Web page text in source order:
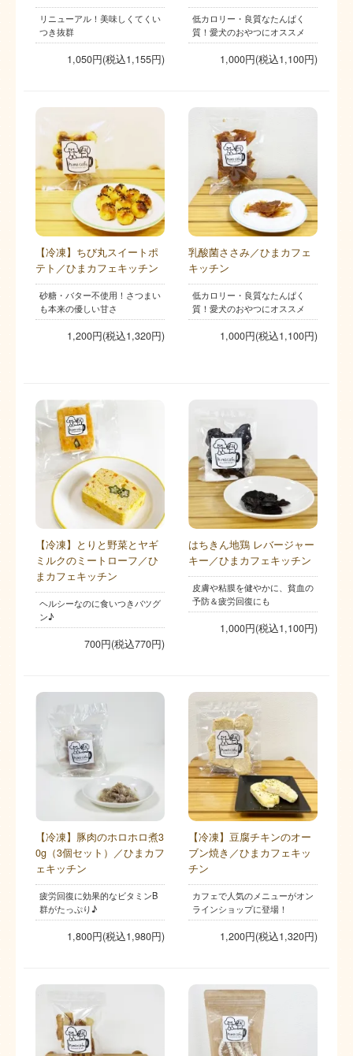
リニューアル！美味しくてくい
つき抜群
1,050円(税込1,155円)
低カロリー・良質なたんぱく
質！愛犬のおやつにオススメ
1,000円(税込1,100円)
【冷凍】ちび丸スイートポ
テト／ひまカフェキッチン
砂糖・バター不使用！さつまい
も本来の優しい甘さ
1,200円(税込1,320円)
乳酸菌ささみ／ひまカフェ
キッチン
低カロリー・良質なたんぱく
質！愛犬のおやつにオススメ
1,000円(税込1,100円)
【冷凍】とりと野菜とヤギ
ミルクのミートローフ／ひ
まカフェキッチン
ヘルシーなのに食いつきバツグ
ン♪
700円(税込770円)
はちきん地鶏 レバージャー
キー／ひまカフェキッチン
皮膚や粘膜を健やかに、貧血の
予防＆疲労回復にも
1,000円(税込1,100円)
【冷凍】豚肉のホロホロ煮3
0g（3個セット）／ひまカフ
ェキッチン
疲労回復に効果的なビタミンB
群がたっぷり♪
1,800円(税込1,980円)
【冷凍】豆腐チキンのオー
ブン焼き／ひまカフェキッ
チン
カフェで人気のメニューがオン
ラインショップに登場！
1,200円(税込1,320円)